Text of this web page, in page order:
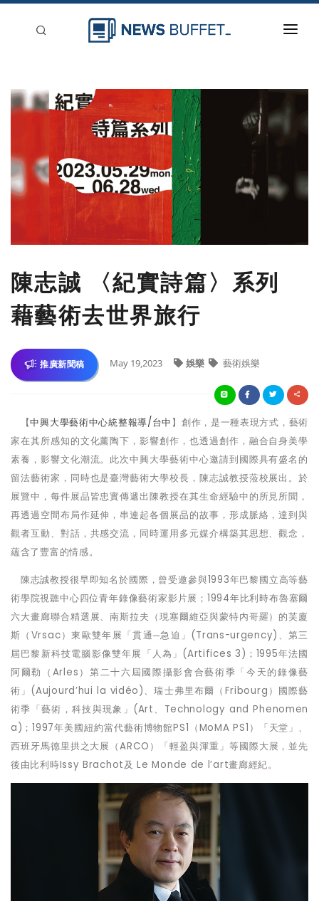
新聞稿分類
刊登
陳志誠 〈紀實詩篇〉系列
藉藝術去世界旅行
推廣新聞稿 May 19,2023 娛樂 藝術娛樂
【中興大學藝術中心統整報導/台中 】 創作，是一種表現方式，藝術
家在其所感知的文化薰陶下，影響創作，也透過創作，融合自身美學
素養，影響文化潮流。此次中興大學藝術中心邀請到國際具有盛名的
留法藝術家，同時也是臺灣藝術大學校長，陳志誠教授蒞校展出。於
展覽中，每件展品皆忠實傳遞出陳教授在其生命經驗中的所見所聞，
再透過空間布局作延伸，串連起各個展品的故事，形成脈絡，達到與
觀者互動、對話，共感交流，同時運用多元媒介構築其思想、觀念，
蘊含了豐富的情感。
陳志誠教授很早即知名於國際，曾受邀參與1993年巴黎國立高等藝
術學院視聽中心四位青年錄像藝術家影片展； 1994年比利時布魯塞爾
六大畫廊聯合精選展、南斯拉夫（現塞爾維亞與蒙特內哥羅）的芙廈
斯（ Vrsac）東歐雙年展「貫通─急迫」 (Trans-urgency) 、第三
屆巴黎新科技電腦影像雙年展「人為」 (Artifices 3) ； 1995年法國
阿爾勒（ Arles ）第二十六屆國際攝影會合藝術季「今天的錄像藝
術」 (Aujourd’hui la vidéo)、瑞士弗里布爾（ Fribourg ）國際藝
術季「藝術，科技與現象」 (Art、 Technology and Phenomen
a) ；1997年美國紐約當代藝術博物館PS1 （MoMA PS1 ）「天堂」、
西班牙馬德里拱之大展（ARCO ）「輕盈與渾重」等國際大展，並先
後由比利時Issy Brachot及 Le Monde de l’art畫廊經紀。